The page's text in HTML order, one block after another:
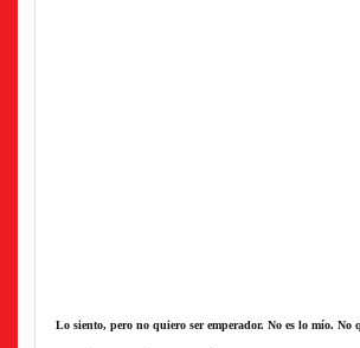
Lo siento, pero no quiero ser emperador. No es lo mío. No